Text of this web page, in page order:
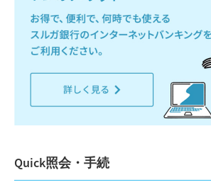
Quick照会・手続